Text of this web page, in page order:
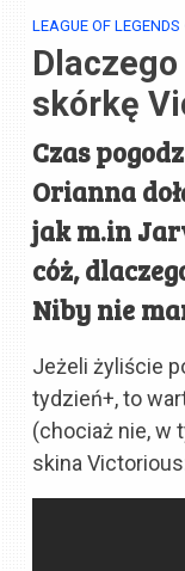
LEAGUE OF LEGENDS
skórkę
Czas
Orianna
jak m.in
cóż,
Niby nie
Jeżeli żyliście
tydzień+, to
(chociaż nie, w
skina